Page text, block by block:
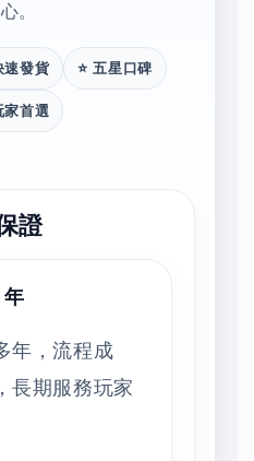
。
速發貨 ⭐ 五星口碑
首選
證
年
年，流程成
長期服務玩家